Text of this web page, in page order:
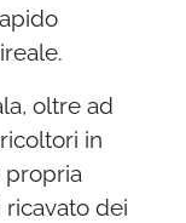
oltre ad
in
propria
dei